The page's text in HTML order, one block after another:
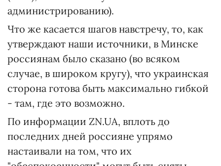
администрированию).
Что же касается шагов навстречу, то, как
утверждают наши источники, в Минске
россиянам было сказано (во всяком
случае, в широком кругу), что украинская
сторона готова быть максимально гибкой
- там, где это возможно.
По информации ZN.UA, вплоть до
последних дней россияне упрямо
настаивали на том, что их